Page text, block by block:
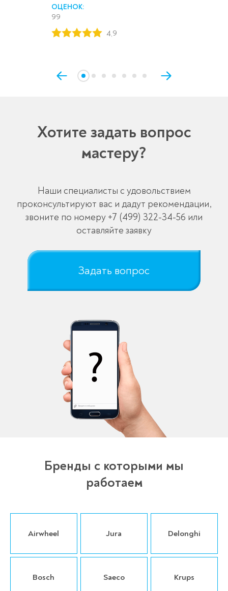
ОЦЕНОК:
99
4,9
Хотите задать вопрос
мастеру?
Наши специалисты с удовольствием
проконсультируют вас и дадут рекомендации,
звоните по номеру +7 (499) 322-34-56 или
оставляйте заявку
Задать вопрос
Бренды с которыми мы
работаем
Airwheel Jura Delonghi
Bosch Saeco Krups